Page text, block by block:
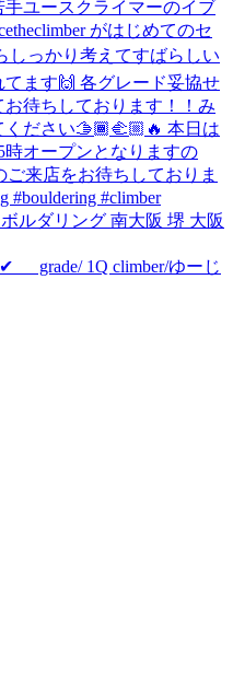
grade/ 1Q climber/ゆーじ